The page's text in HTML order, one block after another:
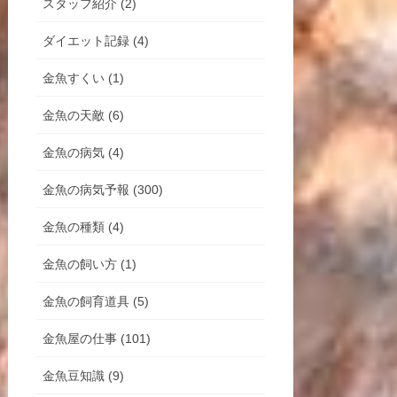
スタッフ紹介 (2)
ダイエット記録 (4)
金魚すくい (1)
金魚の天敵 (6)
金魚の病気 (4)
金魚の病気予報 (300)
金魚の種類 (4)
金魚の飼い方 (1)
金魚の飼育道具 (5)
金魚屋の仕事 (101)
金魚豆知識 (9)